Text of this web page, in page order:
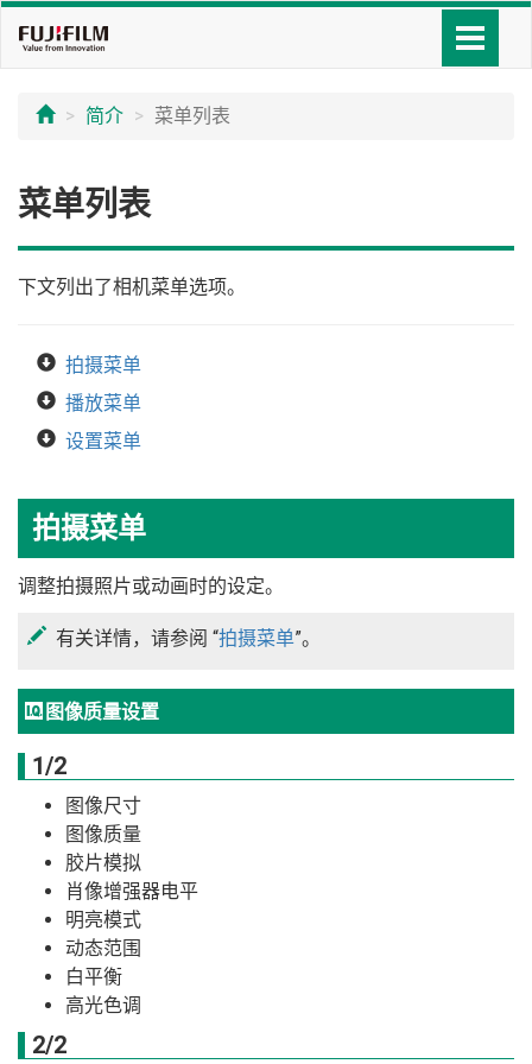
简介 菜单列表
菜单列表
下文列出了相机菜单选项。
拍摄菜单
播放菜单
设置菜单
拍摄菜单
调整拍摄照片或动画时的设定。
有关详情，请参阅 “拍摄菜单”。
H 图像质量设置
1/2
图像尺寸
图像质量
胶片模拟
肖像增强器电平
明亮模式
动态范围
白平衡
高光色调
2/2